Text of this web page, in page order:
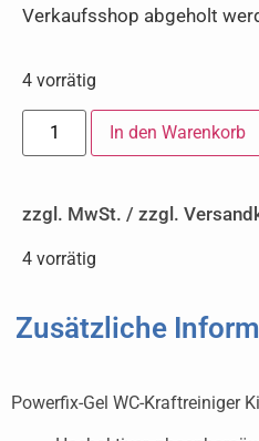
Verkaufsshop abgeholt
4 vorrätig
In den Warenkorb
zzgl. MwSt. / zzgl.
4 vorrätig
Zusätzliche
Powerfix-Gel WC-Kraftreiniger